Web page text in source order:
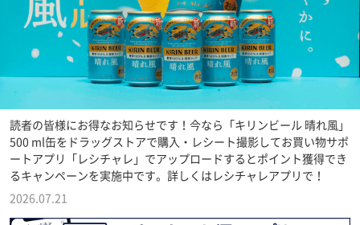
読者の皆様にお得なお知らせです！今なら「キリンビール 晴れ風」
500 ml缶をドラッグストアで購入・レシート撮影してお買い物サポ
ートアプリ「レシチャレ」でアップロードするとポイント獲得でき
るキャンペーンを実施中です。詳しくはレシチャレアプリで！
2026.07.21